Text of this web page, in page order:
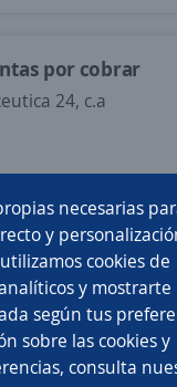
necesarias
y
cookies de
y mostrarte
según tus
sobre las cookies y
consulta
por cobrar
24, c.a
de empleo
es más fácil en la